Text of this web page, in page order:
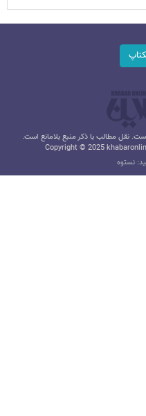
نقل مطالب با ذکر منبع بلامانع است.
Copyright © 2025
نستوه